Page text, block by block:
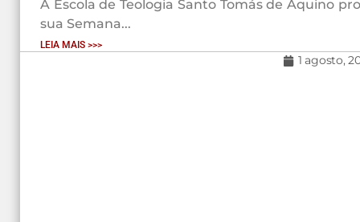
A Escola de Teologia Santo Tomás de Aquino
sua Semana...
LEIA MAIS >>>
1 agosto,